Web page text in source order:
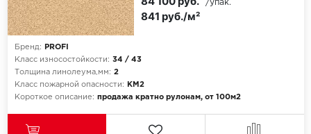
Бренд:
PROFI
Класс износостойкости: 34 / 43
Толщина линолеума,мм: 2
Класс пожарной опасности:
КМ2
Короткое описание: продажа кратно рулонам, от 100м2
841 руб./м²
/упак.